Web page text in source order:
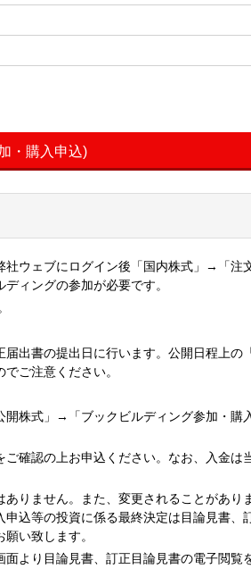
・購入申込)
ウェブにログイン後「国内株式」→「注文
ィングの参加が必要です。
届出書の提出日に行います。公開日程上の
ご注意ください。
株式」→「ブックビルディング参加・購入
確認の上お申込ください。なお、入金は
りません。また、変更されることがあり
込等の投資に係る最終決定は目論見書、
い致します。
より目論見書、訂正目論見書の電子閲覧